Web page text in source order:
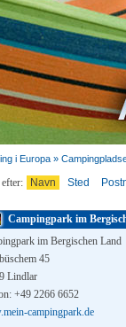
i Europa »
Navn Sted
Campingpark im
im Bergischen Land
45
Lindlar
+49 2266 6652
campingpark.de